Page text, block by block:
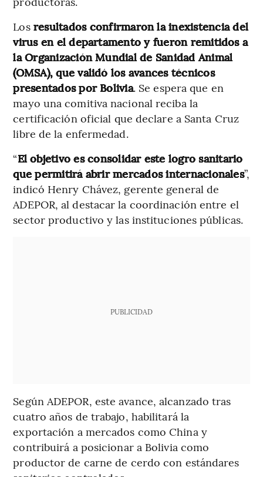
Losresultados confirmaron la inexistencia del
virus en el departamento y fueron remitidos a
la Organización Mundial de Sanidad Animal
(OMSA), que validó los avances técnicos
presentados por Bolivia. Se espera que en
mayo una comitiva nacional reciba la
certificación oficial que declare a Santa Cruz
libre de la enfermedad.
“El objetivo es consolidar este logro sanitario
que permitirá abrir mercados internacionales”,
indicó Henry Chávez, gerente general de
ADEPOR, al destacar la coordinación entre el
sector productivo y las instituciones públicas.
PUBLICIDAD
Según ADEPOR, este avance, alcanzado tras
cuatro años de trabajo, habilitará la
exportación a mercados como China y
contribuirá a posicionar a Bolivia como
productor de carne de cerdo con estándares